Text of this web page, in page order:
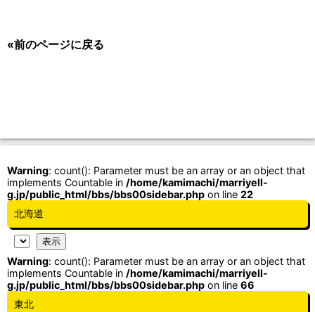
«前のページに戻る
Warning: count(): Parameter must be an array or an object that
implements Countable in /home/kamimachi/marriyell-
g.jp/public_html/bbs/bbs00sidebar.php on line 22
北海道
Warning: count(): Parameter must be an array or an object that
implements Countable in /home/kamimachi/marriyell-
g.jp/public_html/bbs/bbs00sidebar.php on line 66
東北